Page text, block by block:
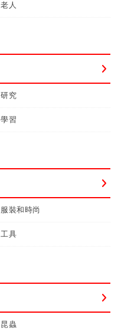
老人
研究
學習
服裝和時尚
工具
昆蟲